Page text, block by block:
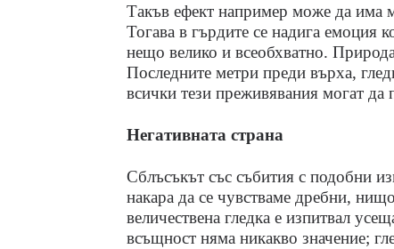
Такъв ефект например може да има
Тогава в гърдите се надига емоция
нещо велико и всеобхватно.
Последните метри преди върха,
всички тези преживявания могат да
Негативната страна
Сблъсъкът със събития с подобни
накара да се чувстваме дребни,
величествена гледка е изпитвал
всъщност няма никакво значение;